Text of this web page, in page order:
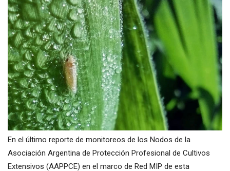
En el último reporte de monitoreos de los Nodos de la
Asociación Argentina de Protección Profesional de Cultivos
Extensivos (AAPPCE) en el marco de Red MIP de esta